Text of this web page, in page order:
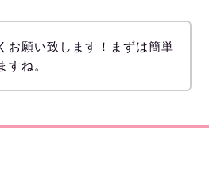
お願い致します！まずは簡単
すね。